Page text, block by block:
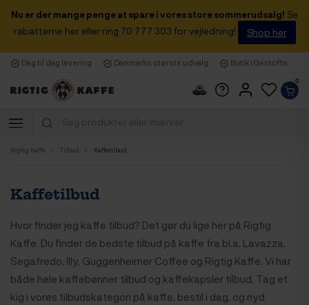
Nu er der mange penge at spare i vores store sommerudsalg! Se
rabatterne her eller ring 70 777 303 for vejledning!
Shop her
Dag til dag levering Danmarks største udvalg Butik i Gentofte
0
Rigtig Kaffe Tilbud Kaffetilbud
Kaffetilbud
Hvor finder jeg kaffe tilbud? Det gør du lige her på Rigtig
Kaffe. Du finder de bedste tilbud på kaffe fra bl.a. Lavazza,
Segafredo, Illy, Guggenheimer Coffee og Rigtig Kaffe. Vi har
både hele kaffebønner tilbud og kaffekapsler tilbud. Tag et
kig i vores tilbudskategori på kaffe, bestil i dag, og nyd